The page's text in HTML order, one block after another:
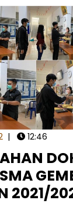
| 12:46
2021/